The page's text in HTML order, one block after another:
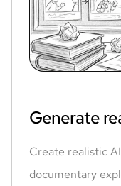
Generate
Create realistic
documentary